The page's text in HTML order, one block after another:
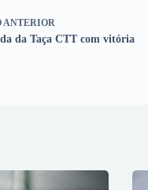
ANTERIOR
da Taça CTT com vitória